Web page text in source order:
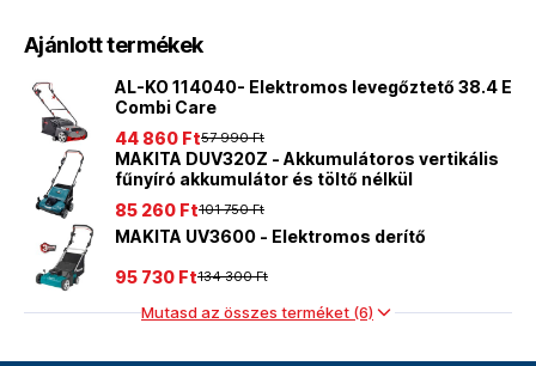
Ajánlott termékek
AL-KO 114040- Elektromos levegőztető 38.4 E
Combi Care
57 990 Ft
44 860 Ft
MAKITA DUV320Z - Akkumulátoros vertikális
fűnyíró akkumulátor és töltő nélkül
101 750 Ft
85 260 Ft
MAKITA UV3600 - Elektromos derítő
134 300 Ft
95 730 Ft
Mutasd az összes terméket (6)